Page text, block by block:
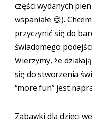
części wydanych
wspaniałe 😊).
przyczynić się do
świadomego
Wierzymy, że
się do stworzenia
“more fun” jest
Zabawki dla dzieci